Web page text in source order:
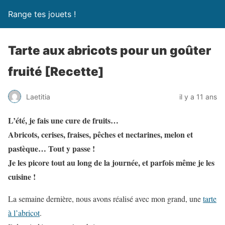
Range tes jouets !
Tarte aux abricots pour un goûter
fruité [Recette]
Laetitia il y a 11 ans
L’été, je fais une cure de fruits…
Abricots, cerises, fraises, pêches et nectarines, melon et
pastèque… Tout y passe !
Je les picore tout au long de la journée, et parfois même je les
cuisine !
La semaine dernière, nous avons réalisé avec mon grand, unetarte
à l’abricot.